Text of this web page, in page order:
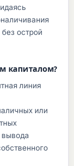
острой
капиталом?
линия
или
вывода